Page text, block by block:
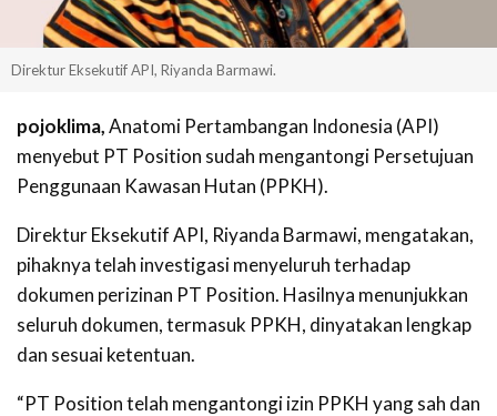
Direktur Eksekutif API, Riyanda Barmawi.
pojoklima,Anatomi Pertambangan Indonesia (API)
menyebut PT Position sudah mengantongi Persetujuan
Penggunaan Kawasan Hutan (PPKH).
‎Direktur Eksekutif API, Riyanda Barmawi, mengatakan,
pihaknya telah investigasi menyeluruh terhadap
dokumen perizinan PT Position. Hasilnya menunjukkan
seluruh dokumen, termasuk PPKH, dinyatakan lengkap
dan sesuai ketentuan.
“PT Position telah mengantongi izin PPKH yang sah dan